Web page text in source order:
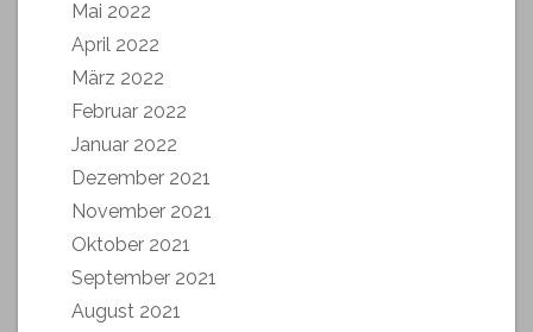
Mai 2022
April 2022
März 2022
Februar 2022
Januar 2022
Dezember 2021
November 2021
Oktober 2021
September 2021
August 2021